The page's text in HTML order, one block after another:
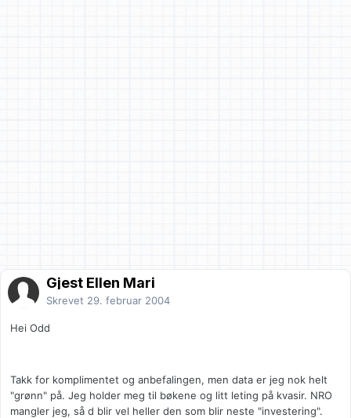
Gjest Ellen Mari
Skrevet 29. februar 2004
Hei Odd
Takk for komplimentet og anbefalingen, men data er jeg nok helt
"grønn" på. Jeg holder meg til bøkene og litt leting på kvasir. NRO
mangler jeg, så d blir vel heller den som blir neste "investering".